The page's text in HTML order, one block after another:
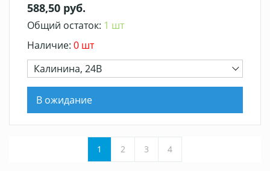
588,50 руб.
Общий остаток: 1 шт
Наличие: 0 шт
Калинина, 24В
В ожидание
1 2 3 4